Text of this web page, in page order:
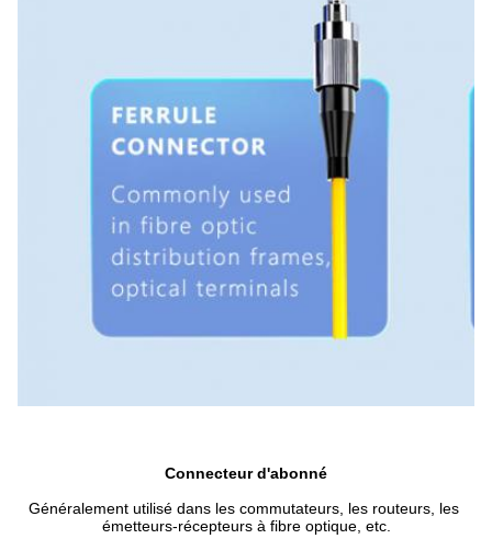
Connecteur d'abonné
Généralement utilisé dans les commutateurs, les routeurs, les
émetteurs-récepteurs à fibre optique, etc.